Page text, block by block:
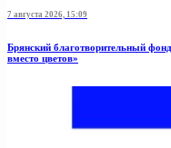
7 августа 2026, 15:09
Брянский благотворительный
вместо цветов»